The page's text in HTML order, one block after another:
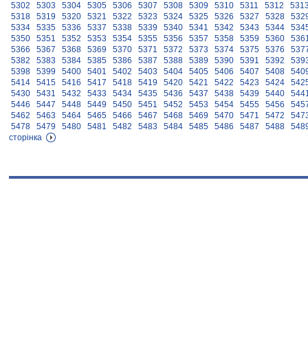
5302
5303 5304 5305 5306 5307 5308 5309 5310 5311 5312
5318
5319 5320 5321 5322 5323 5324 5325 5326 5327 5328
5334
5335 5336 5337 5338 5339 5340 5341 5342 5343 5344
5350
5351 5352 5353 5354 5355 5356 5357 5358 5359 5360
5366
5367 5368 5369 5370 5371 5372 5373 5374 5375 5376
5382
5383 5384 5385 5386 5387 5388 5389 5390 5391 5392
5398
5399 5400 5401 5402 5403 5404 5405 5406 5407 5408
5414
5415 5416 5417 5418 5419 5420 5421 5422 5423 5424
5430
5431 5432 5433 5434 5435 5436 5437 5438 5439 5440
5446
5447 5448 5449 5450 5451 5452 5453 5454 5455 5456
5462
5463 5464 5465 5466 5467 5468 5469 5470 5471 5472
5478
5479 5480 5481 5482 5483 5484 5485 5486 5487 5488
сторінка